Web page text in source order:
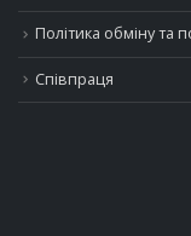
Політика обміну та
Співпраця